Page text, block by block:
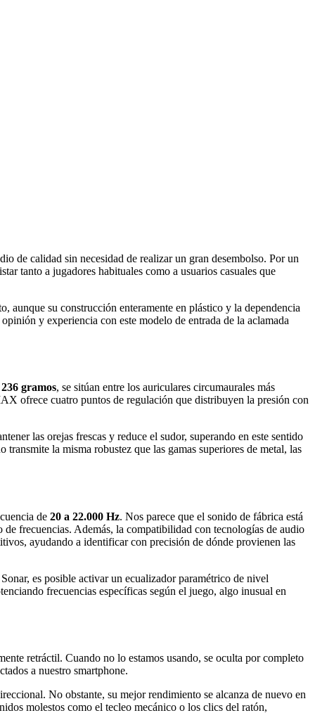
de calidad sin necesidad de realizar un gran desembolso. Por un
tanto a jugadores habituales como a usuarios casuales que
aunque su construcción enteramente en plástico y la dependencia
y experiencia con este modelo de entrada de la aclamada
236 gramos, se sitúan entre los auriculares circumaurales más
ofrece cuatro puntos de regulación que distribuyen la presión con
las orejas frescas y reduce el sudor, superando en este sentido
la misma robustez que las gamas superiores de metal, las
de 20 a 22.000 Hz. Nos parece que el sonido de fábrica está
frecuencias. Además, la compatibilidad con tecnologías de audio
ayudando a identificar con precisión de dónde provienen las
es posible activar un ecualizador paramétrico de nivel
frecuencias específicas según el juego, algo inusual en
retráctil. Cuando no lo estamos usando, se oculta por completo
a nuestro smartphone.
No obstante, su mejor rendimiento se alcanza de nuevo en
molestos como el tecleo mecánico o los clics del ratón,